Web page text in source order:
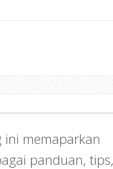
ini memaparkan
panduan, tips,